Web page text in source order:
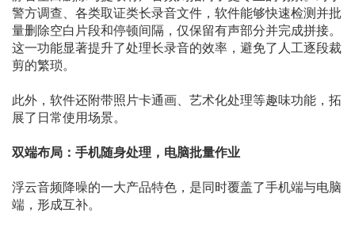
警方调查、各类取证类长录音文件，软件能够快速检测并批
量删除空白片段和停顿间隔，仅保留有声部分并完成拼接。
这一功能显著提升了处理长录音的效率，避免了人工逐段裁
剪的繁琐。
此外，软件还附带照片卡通画、艺术化处理等趣味功能，拓
展了日常使用场景。
双端布局：手机随身处理，电脑批量作业
浮云音频降噪的一大产品特色，是同时覆盖了手机端与电脑
端，形成互补。